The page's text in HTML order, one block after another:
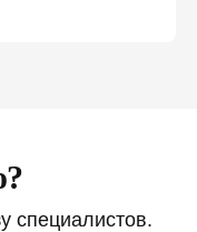
специалистов.